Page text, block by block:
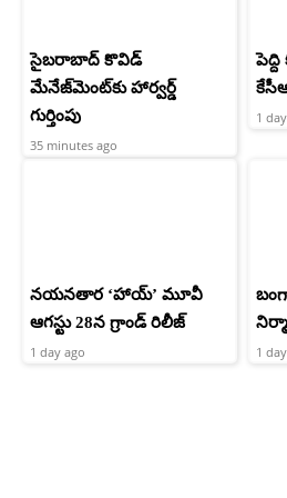
సైబరాబాద్‌ కొవిడ్‌
మేనేజ్‌మెంట్‌కు హార్వర్డ్‌
గుర్తింపు
35 minutes ago
1
నయనతార ‘హాయ్’ మూవీ
ఆగస్టు 28న గ్రాండ్ రిలీజ్
1 day ago 1